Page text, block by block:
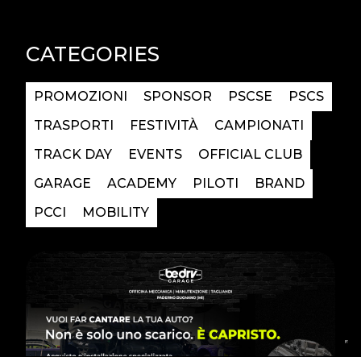
CATEGORIES
PROMOZIONI SPONSOR PSCSE
PSCS
TRASPORTI
FESTIVITÀ
CAMPIONATI
TRACK DAY
EVENTS
OFFICIAL CLUB
GARAGE
ACADEMY PILOTI
BRAND
PCCI
MOBILITY